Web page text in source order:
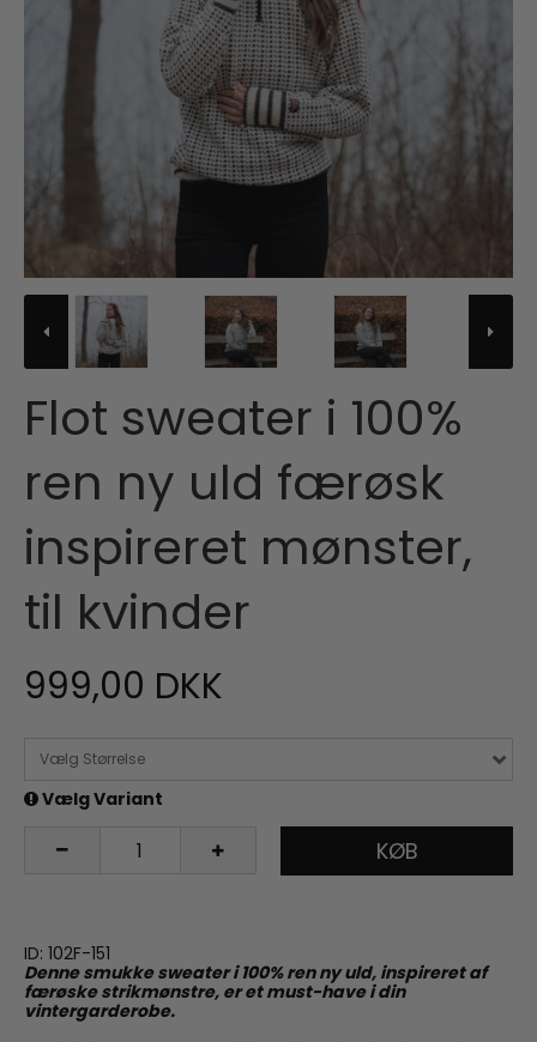
Flot sweater i 100%
ren ny uld færøsk
inspireret mønster,
til kvinder
999,00 DKK
Vælg Størrelse
Vælg Variant
KØB
ID: 102F-151
Denne smukke sweater i 100% ren ny uld, inspireret af
færøske strikmønstre, er et must-have i din
vintergarderobe.